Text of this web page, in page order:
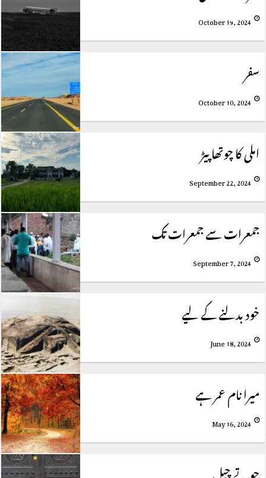
October 19, 2024
سفر
October 10, 2024
املی کا چوتھا پیڑ
September 22, 2024
جمعرات سے جمعرات تک
September 7, 2024
خود بدلنے کے لیے
June 18, 2024
میرا نام عمر ہے
May 16, 2024